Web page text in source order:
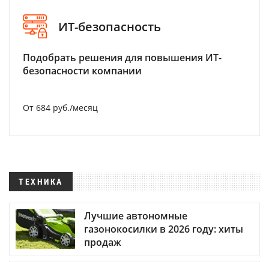
ИТ-безопасность
Подобрать решения для повышения ИТ-
безопасности компании
От 684 руб./месяц
ТЕХНИКА
Лучшие автономные
газонокосилки в 2026 году: хиты
продаж